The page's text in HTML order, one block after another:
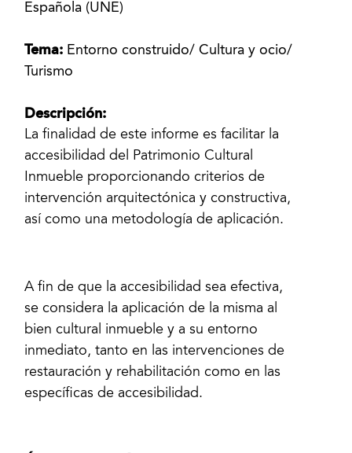
Española (UNE)
Tema: Entorno construido/ Cultura y ocio/
Turismo
Descripción:
La finalidad de este informe es facilitar la
accesibilidad del Patrimonio Cultural
Inmueble proporcionando criterios de
intervención arquitectónica y constructiva,
así como una metodología de aplicación.
A fin de que la accesibilidad sea efectiva,
se considera la aplicación de la misma al
bien cultural inmueble y a su entorno
inmediato, tanto en las intervenciones de
restauración y rehabilitación como en las
específicas de accesibilidad.